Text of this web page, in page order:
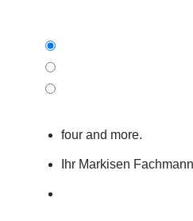
four and more.
Ihr Markisen